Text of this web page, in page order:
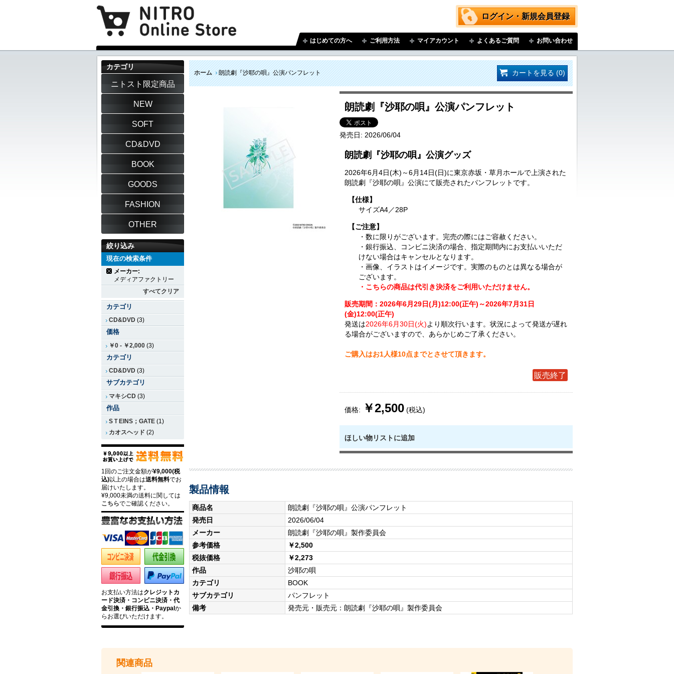
ログイン・新規会員登録
はじめての方へ ご利用方法 マイアカウント よくあるご質問 お問い合わせ
ホーム 朗読劇『沙耶の唄』公演パンフレット カートを見る (0)
朗読劇『沙耶の唄』公演パンフレット
発売日: 2026/06/04
朗読劇『沙耶の唄』公演グッズ
2026年6月4日(木)～6月14日(日)に東京赤坂・草月ホールで上演された
朗読劇『沙耶の唄』公演にて販売されたパンフレットです。
【仕様】
サイズA4／28P
【ご注意】
・数に限りがございます。完売の際にはご容赦ください。
・銀行振込、コンビニ決済の場合、指定期間内にお支払いいただ
けない場合はキャンセルとなります。
・画像、イラストはイメージです。実際のものとは異なる場合が
ございます。
・こちらの商品は代引き決済をご利用いただけません。
販売期間：2026年6月29日(月)12:00(正午)～2026年7月31日
(金)12:00(正午)
発送は2026年6月30日(火)より順次行います。状況によって発送が遅れ
る場合がございますので、あらかじめご了承ください。
ご購入はお1人様10点までとさせて頂きます。
販売終了
価格: ￥2,500 (税込)
ほしい物リストに追加
製品情報
商品名
朗読劇『沙耶の唄』公演パンフレット
発売日
2026/06/04
メーカー
朗読劇『沙耶の唄』製作委員会
参考価格
￥2,500
税抜価格
￥2,273
作品
沙耶の唄
カテゴリ
BOOK
サブカテゴリ
パンフレット
備考
発売元・販売元：朗読劇『沙耶の唄』製作委員会
カテゴリ
ニトスト限定商品
NEW
SOFT
CD&DVD
BOOK
GOODS
FASHION
OTHER
絞り込み
現在の検索条件
メーカー:
メディアファクトリー
すべてクリア
カテゴリ
CD&DVD (3)
価格
￥0 - ￥2,000 (3)
カテゴリ
CD&DVD (3)
サブカテゴリ
マキシCD (3)
作品
SＴEINS；GATE (1)
カオスヘッド (2)
1回のご注文金額が¥9,000(税
込)以上の場合は送料無料でお
届けいたします。
¥9,000未満の送料に関しては
こちらでご確認ください。
お支払い方法はクレジットカ
ード決済・コンビニ決済・代
金引換・銀行振込・Paypal か
らお選びいただけます。
関連商品